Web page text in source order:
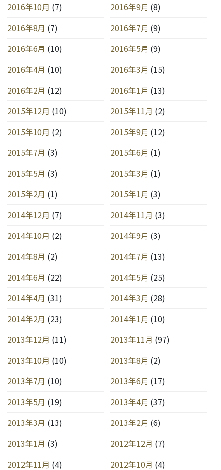
2016年10月 (7) 2016年9月 (8)
2016年8月 (7) 2016年7月 (9)
2016年6月 (10) 2016年5月 (9)
2016年4月 (10) 2016年3月 (15)
2016年2月 (12) 2016年1月 (13)
2015年12月 (10) 2015年11月 (2)
2015年10月 (2) 2015年9月 (12)
2015年7月 (3) 2015年6月 (1)
2015年5月 (3) 2015年3月 (1)
2015年2月 (1) 2015年1月 (3)
2014年12月 (7) 2014年11月 (3)
2014年10月 (2) 2014年9月 (3)
2014年8月 (2) 2014年7月 (13)
2014年6月 (22) 2014年5月 (25)
2014年4月 (31) 2014年3月 (28)
2014年2月 (23) 2014年1月 (10)
2013年12月 (11) 2013年11月 (97)
2013年10月 (10) 2013年8月 (2)
2013年7月 (10) 2013年6月 (17)
2013年5月 (19) 2013年4月 (37)
2013年3月 (13) 2013年2月 (6)
2013年1月 (3) 2012年12月 (7)
2012年11月 (4) 2012年10月 (4)